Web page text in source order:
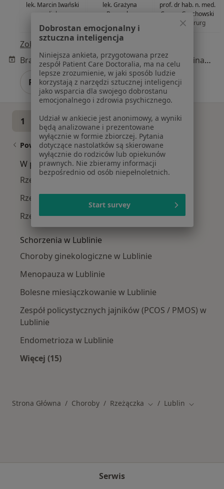
lek. Marcin Iwański
radiolog
lek. Grażyna
Bernacka
prof. dr hab. n. med.
Cezary Grochowski
neurochirurg
Zobacz wszystkich 15 specjalistów
Brak dostępnych specjalistów z wolnymi terminami w tym centrum medycznym.
Pokaż profil
1 2 3
Powiązane wyszukiwania
W pobliżu Lublina
Rzeżączka w Świdniku
Rzeżączka w Niemcach
Rzeżączka w Łęcznej
Schorzenia w Lublinie
Choroby ginekologiczne w Lublinie
Menopauza w Lublinie
Bolesne miesiączkowanie w Lublinie
Zespół policystycznych jajników (PCOS / PMOS) w
Lublinie
Endometrioza w Lublinie
Więcej (15)
Strona Główna Choroby Rzeżączka Zmień miasto
Lublin Zmień
Serwis
Dobrostan emocjonalny i
sztuczna inteligencja
Niniejsza ankieta, przygotowana przez
zespół Patient Care Doctoralia, ma na celu
lepsze zrozumienie, w jaki sposób ludzie
korzystają z narzędzi sztucznej inteligencji
jako wsparcia dla swojego dobrostanu
emocjonalnego i zdrowia psychicznego.
Udział w ankiecie jest anonimowy, a wyniki
będą analizowane i prezentowane
wyłącznie w formie zbiorczej. Pytania
dotyczące nastolatków są skierowane
wyłącznie do rodziców lub opiekunów
prawnych. Nie zbieramy informacji
bezpośrednio od osób niepełnoletnich.
Start survey